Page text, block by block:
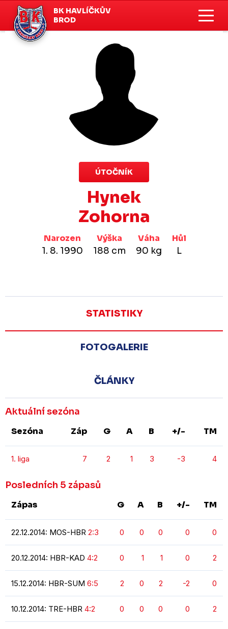
BK HAVLÍČKŮV
BROD
ÚTOČNÍK
Hynek
Zohorna
Narozen
1. 8. 1990
Výška
188 cm
Váha
90 kg
Hůl
L
STATISTIKY
FOTOGALERIE
ČLÁNKY
Aktuální sezóna
Sezóna Záp G A B +/- TM
1. liga 7 2 1 3 -3 4
Posledních 5 zápasů
Zápas G A B +/- TM
22.12.2014: MOS-HBR 2:3 0 0 0 0 0
20.12.2014: HBR-KAD 4:2 0 1 1 0 2
15.12.2014: HBR-SUM 6:5 2 0 2 -2 0
10.12.2014: TRE-HBR 4:2 0 0 0 0 2